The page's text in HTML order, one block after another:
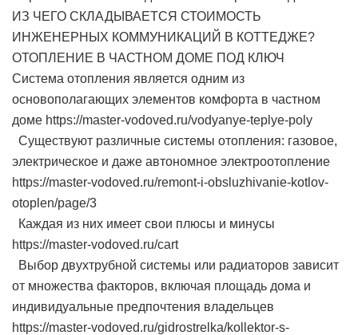
ИЗ ЧЕГО СКЛАДЫВАЕТСЯ СТОИМОСТЬ
ИНЖЕНЕРНЫХ КОММУНИКАЦИЙ В КОТТЕДЖЕ?
ОТОПЛЕНИЕ В ЧАСТНОМ ДОМЕ ПОД КЛЮЧ
Система отопления является одним из
основополагающих элементов комфорта в частном
доме https://master-vodoved.ru/vodyanye-teplye-poly
Существуют различные системы отопления: газовое,
электрическое и даже автономное электроотопление
https://master-vodoved.ru/remont-i-obsluzhivanie-kotlov-
otoplen/page/3
Каждая из них имеет свои плюсы и минусы
https://master-vodoved.ru/cart
Выбор двухтрубной системы или радиаторов зависит
от множества факторов, включая площадь дома и
индивидуальные предпочтения владельцев
https://master-vodoved.ru/gidrostrelka/kollektor-s-